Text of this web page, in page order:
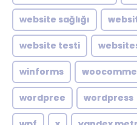
website sağlığı
website testi
winforms
wordpree wordpress